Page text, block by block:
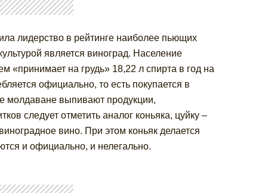
лидерство в рейтинге наиболее пьющих
является виноград. Население
«принимает на грудь» 18,22 л спирта в год на
официально, то есть покупается в
молдаване выпивают продукции,
следует отметить аналог коньяка, цуйку –
вино. При этом коньяк делается
и официально, и нелегально.